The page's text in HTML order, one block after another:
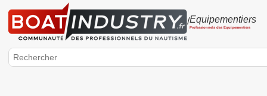
/Equipementiers
Professionnels des Equipementiers